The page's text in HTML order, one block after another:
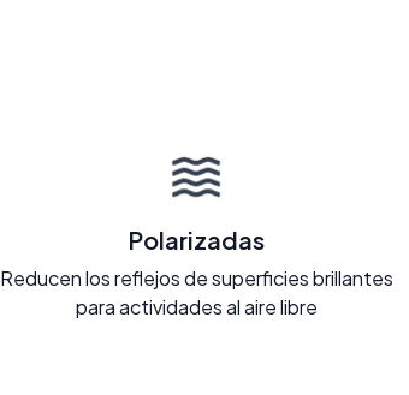
Polarizadas
Reducen los reflejos de superficies brillantes
para actividades al aire libre